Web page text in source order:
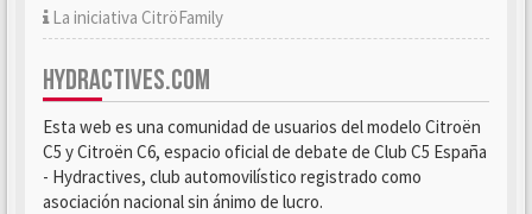
La iniciativa CitröFamily
HYDRACTIVES.COM
Esta web es una comunidad de usuarios del modelo Citroën
C5 y Citroën C6, espacio oficial de debate de Club C5 España
- Hydractives, club automovilístico registrado como
asociación nacional sin ánimo de lucro.